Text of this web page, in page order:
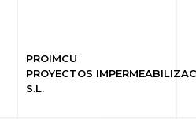
PROIMCU
PROYECTOS
S.L.